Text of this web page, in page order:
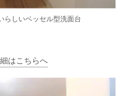
らしいベッセル型洗面台
はこちらへ